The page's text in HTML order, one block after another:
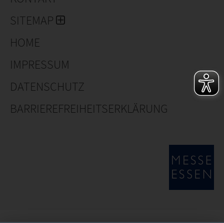
SITEMAP
HOME
IMPRESSUM
DATENSCHUTZ
BARRIEREFREIHEITSERKLÄRUNG